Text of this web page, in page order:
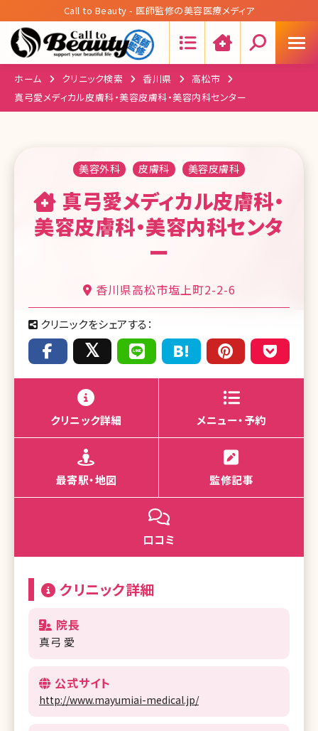
Call to Beauty - 医師監修の美容医療メディア
ホーム クリニック検索 香川県
高松市
真弓愛メディカル皮膚科・美容皮膚科・美容内科センター
美容外科 皮膚科 美容皮膚科
真弓愛メディカル皮膚科・
美容皮膚科・美容内科センタ
ー
香川県高松市塩上町2-2-6
クリニックをシェアする：
クリニック詳細 メニュー・予約
最寄駅・地図 監修記事
口コミ
クリニック詳細
院長
真弓 愛
公式サイト
http://www.mayumiai-medical.jp/